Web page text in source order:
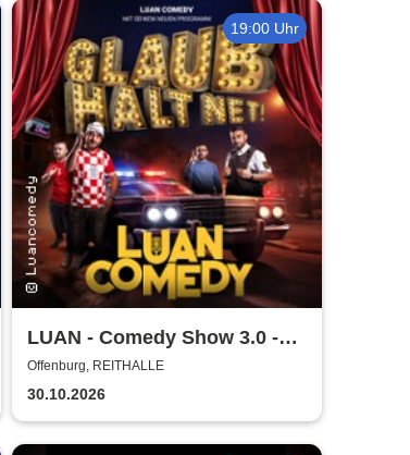
19:00 Uhr
LUAN - Comedy Show 3.0 -
Glaub halt net!
Offenburg, REITHALLE
30.10.2026